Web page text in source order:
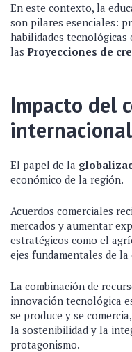
En este contexto, la
son pilares esenciales:
habilidades
las Proyecciones de
Impacto del
internacional
El papel de la
económico de la región.
Acuerdos comerciales
mercados y aumentar
estratégicos como el
ejes fundamentales de
La combinación de
innovación tecnológica
se produce y se
la sostenibilidad y la
protagonismo.